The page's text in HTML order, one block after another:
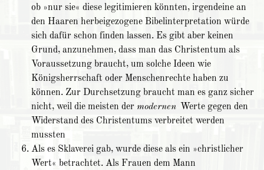
ob »nur sie« diese legitimieren könnten, irgendeine an
den Haaren herbeigezogene Bibelinterpretation würde
sich dafür schon finden lassen. Es gibt aber keinen
Grund, anzunehmen, dass man das Christentum als
Voraussetzung braucht, um solche Ideen wie
Königsherrschaft oder Menschenrechte haben zu
können. Zur Durchsetzung braucht man es ganz sicher
nicht, weil die meisten dermodernen Werte gegen den
Widerstand des Christentums verbreitet werden
mussten
Als es Sklaverei gab, wurde diese als ein »christlicher
Wert« betrachtet. Als Frauen dem Mann